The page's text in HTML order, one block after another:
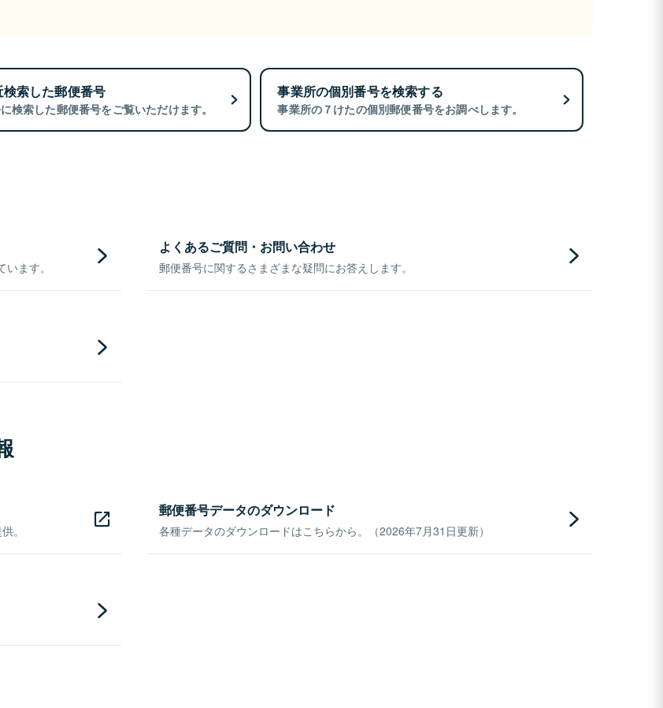
検索した郵便番号
検索した郵便番号をご覧いただけます。
事業所の個別番号を検索する
事業所の７けたの個別郵便番号をお調べします。
ます。
よくあるご質問・お問い合わせ
郵便番号に関するさまざまな疑問にお答えします。
。
郵便番号データのダウンロード
各種データのダウンロードはこちらから。（2026年7月31日更新）